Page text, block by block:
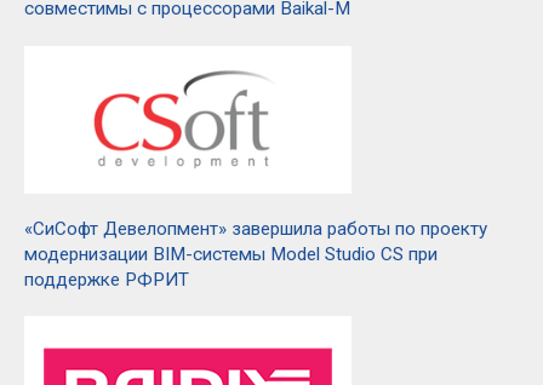
совместимы с процессорами Baikal-М
«СиСофт Девелопмент» завершила работы по проекту
модернизации BIM-системы Model Studio CS при
поддержке РФРИТ